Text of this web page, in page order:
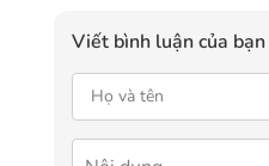
Viết bình luận của bạn